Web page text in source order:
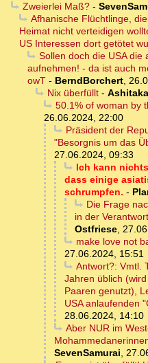
Zweierlei Maß?-
Afhanische Flüchtlinge,
Heimat nicht verteidigen
US Interessen dort getötet
Sollen doch die USA die
aufnehmen! - da ist auch
owT - BerndBorchert,
Nix überfüllt- Ashitaka
50.1% of woman by
26.06.2024, 22:00
Präsident der
"Besorgnis um das
27.06.2024, 09:33
Ich kann
dass einige
schrumpfen. -
Die Frage
in der
Ostfriese,
make love not
27.06.2024, 15:51
Antwort?: Vmtl.
Jahren üblich
Paaren genutzt),
USA anlaufenden
28.06.2024, 14:10
Aber NUR im
SevenSamurai,